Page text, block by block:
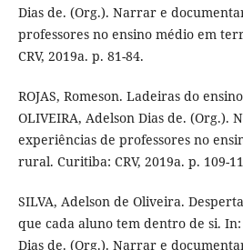
Dias de. (Org.). Narrar e
professores no ensino médio em
CRV, 2019a. p. 81-84.
ROJAS, Romeson. Ladeiras do
OLIVEIRA, Adelson Dias de. (Org.).
experiências de professores no
rural. Curitiba: CRV, 2019a. p. 109-
SILVA, Adelson de Oliveira.
que cada aluno tem dentro de si. In:
Dias de. (Org.). Narrar e